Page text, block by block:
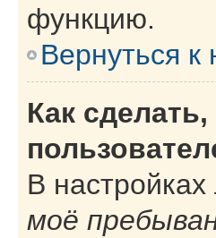
функцию.
Вернуться к
Как
В
моё